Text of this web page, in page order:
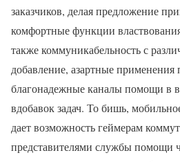
заказчиков, делая предложение
комфортные функции
также коммуникабельность с
добавление, азартные применения
благонадежные каналы помощи в
вдобавок задач. То бишь,
дает возможность геймерам
представителями службы помощи